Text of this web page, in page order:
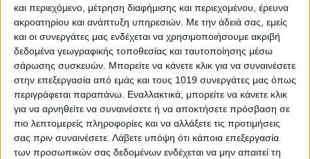
και περιεχόμενο, μέτρηση διαφήμισης και περιεχομένου, έρευνα
ακροατηρίου και ανάπτυξη υπηρεσιών. Με την άδειά σας, εμείς
και οι συνεργάτες μας ενδέχεται να χρησιμοποιήσουμε ακριβή
δεδομένα γεωγραφικής τοποθεσίας και ταυτοποίησης μέσω
σάρωσης συσκευών. Μπορείτε να κάνετε κλικ για να συναινέσετε
στην επεξεργασία από εμάς και τους 1019 συνεργάτες μας όπως
περιγράφεται παραπάνω. Εναλλακτικά, μπορείτε να κάνετε κλικ
για να αρνηθείτε να συναινέσετε ή να αποκτήσετε πρόσβαση σε
πιο λεπτομερείς πληροφορίες και να αλλάξετε τις προτιμήσεις
σας πριν συναινέσετε. Λάβετε υπόψη ότι κάποια επεξεργασία
των προσωπικών σας δεδομένων ενδέχεται να μην απαιτεί τη